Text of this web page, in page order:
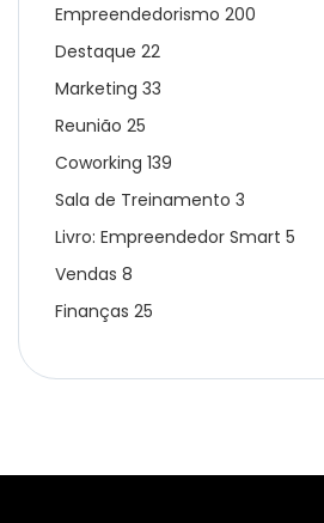
Empreendedorismo 200
Destaque 22
Marketing 33
Reunião 25
Coworking 139
Sala de Treinamento 3
Livro: Empreendedor Smart 5
Vendas 8
Finanças 25